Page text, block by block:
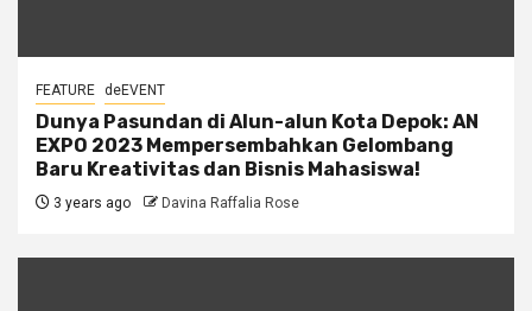
FEATURE deEVENT
Dunya Pasundan di Alun-alun Kota Depok: AN
EXPO 2023 Mempersembahkan Gelombang
Baru Kreativitas dan Bisnis Mahasiswa!
3 years ago Davina Raffalia Rose